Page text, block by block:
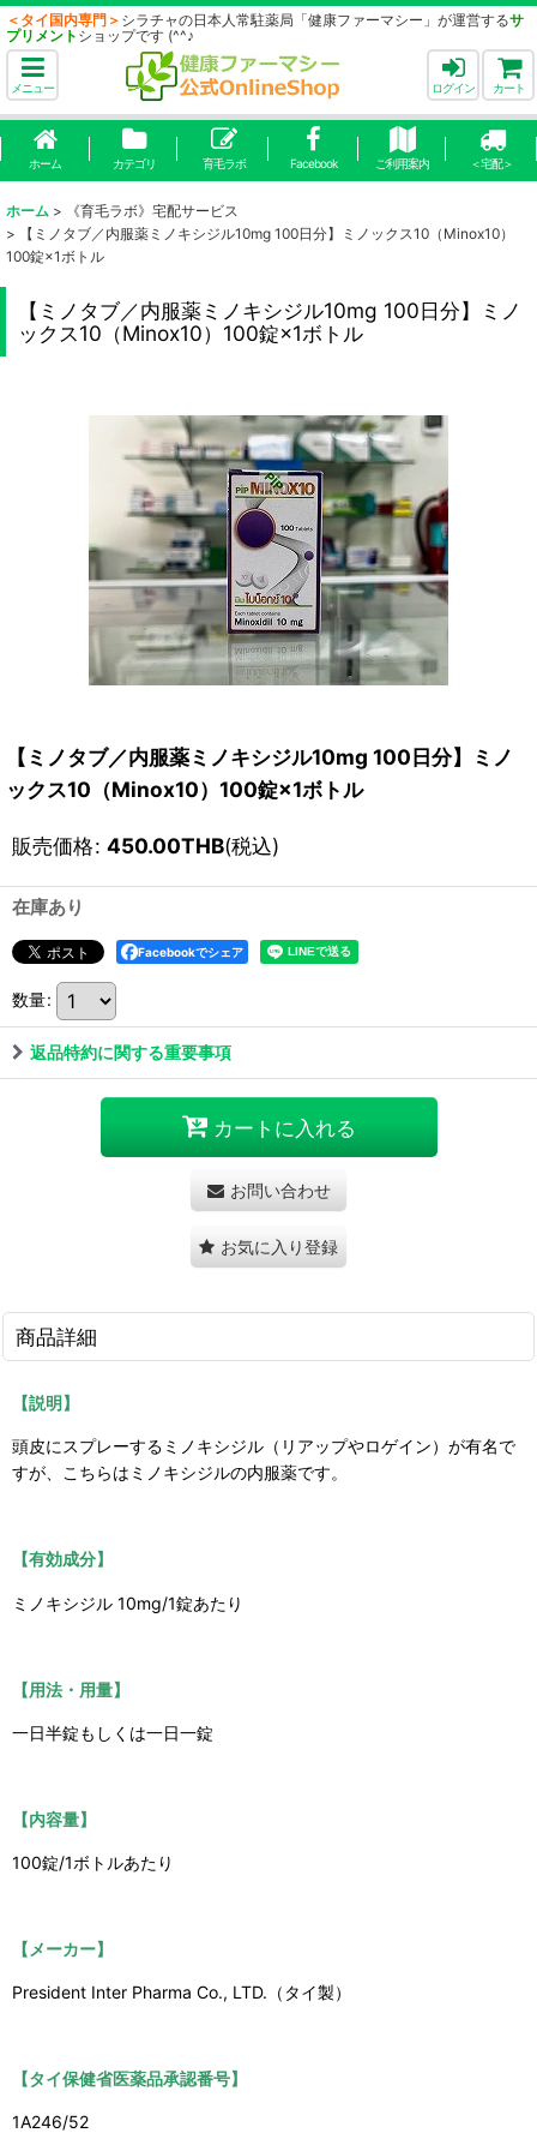
＜タイ国内専門＞ シラチャの日本人常駐薬局「健康ファーマシー」が運営するサ
プリメント ショップです (^^♪
メニュー ログイン カート
ホーム カテゴリ 育毛ラボ Facebook ご利用案内 ＜宅配＞
ホーム >
《育毛ラボ》宅配サービス
>
【ミノタブ／内服薬ミノキシジル10mg 100日分】ミノックス10（Minox10）
100錠×1ボトル
【ミノタブ／内服薬ミノキシジル10mg 100日分】ミノ
ックス10（Minox10）100錠×1ボトル
【ミノタブ／内服薬ミノキシジル10mg 100日分】ミノ
ックス10（Minox10）100錠×1ボトル
販売価格: 450.00THB(税込)
在庫あり
Facebookでシェア
数量:
返品特約に関する重要事項
カートに入れる
お問い合わせ
お気に入り登録
商品詳細
【説明】
頭皮にスプレーするミノキシジル（リアップやロゲイン）が有名で
すが、こちらはミノキシジルの内服薬です。
【有効成分】
ミノキシジル 10mg/1錠あたり
【用法・用量】
一日半錠もしくは一日一錠
【内容量】
100錠/1ボトルあたり
【メーカー】
President Inter Pharma Co., LTD.（タイ製）
【タイ保健省医薬品承認番号】
1A246/52